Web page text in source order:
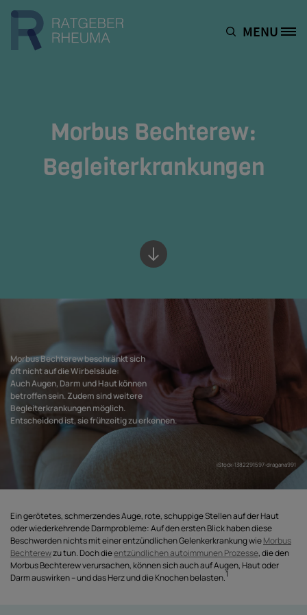
Site Logo MENU
Morbus Bechterew:
Begleiterkrankungen
Bottom of hero banner
Morbus Bechterew beschränkt sich
oft nicht auf die Wirbelsäule:
Auch Augen, Darm und Haut können
betroffen sein. Zudem sind weitere
Begleiterkrankungen möglich.
Entscheidend ist, sie frühzeitig zu erkennen.
iStock-1382291597-dragana991
Ein gerötetes, schmerzendes Auge, rote, schuppige Stellen auf der Haut
oder wiederkehrende Darmprobleme: Auf den ersten Blick haben diese
Beschwerden nichts mit einer entzündlichen Gelenkerkrankung wieMorbus
Bechterewzu tun. Doch dieentzündlichen autoimmunen Prozesse, die den
Morbus Bechterew verursachen, können sich auch auf Augen, Haut oder
Darm auswirken – und das Herz und die Knochen belasten.1